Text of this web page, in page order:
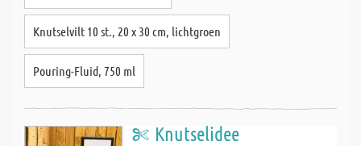
Knutselvilt 10 st., 20 x 30 cm, lichtgroen
Pouring-Fluid, 750 ml
Knutselidee